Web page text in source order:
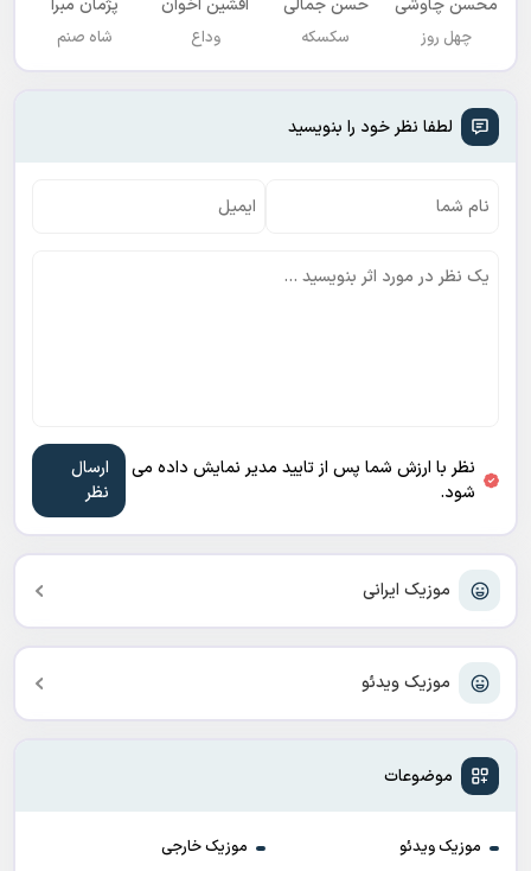
موزیک ایرانی
موزیک ویدئو
موضوعات
موزیک ویدئو
موزیک خارجی
محسن چاوشی
چهل روز
حسن جمالی
سکسکه
افشين اخوان
وداع
پژمان مبرا
شاه صنم
لطفا نظر خود را بنویسید
نظر با ارزش شما پس از تایید مدیر نمایش داده می
شود.